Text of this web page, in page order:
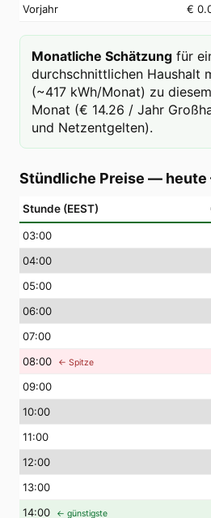
Vorjahr
€
Monatliche Schätzung für
durchschnittlichen Haushalt
(~417 kWh/Monat) zu
Monat (€ 14.26 / Jahr
und Netzentgelten).
Stündliche Preise — heute
Stunde (EEST)
03:00
04:00
05:00
06:00
07:00
08:00 ← Spitze
09:00
10:00
11:00
12:00
13:00
14:00 ← günstigste